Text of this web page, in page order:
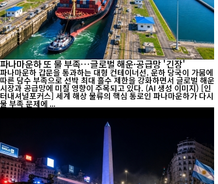
파나마운하 또 물 부족…글로벌 해운·공급망 '긴장'
파나마운하 갑문을 통과하는 대형 컨테이너선. 운하 당국이 가뭄에
따른 담수 부족으로 선박 최대 흘수 제한을 강화하면서 글로벌 해운
시장과 공급망에 미칠 영향이 주목되고 있다. (AI 생성 이미지) [인
터내셔널포커스] 세계 해상 물류의 핵심 통로인 파나마운하가 다시
물 부족 문제에 ...